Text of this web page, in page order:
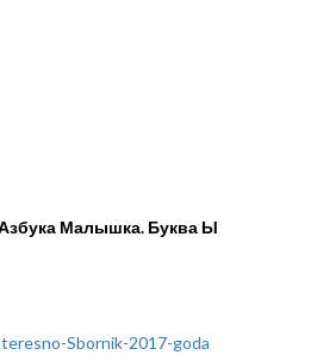
Малышка. Буква Ы